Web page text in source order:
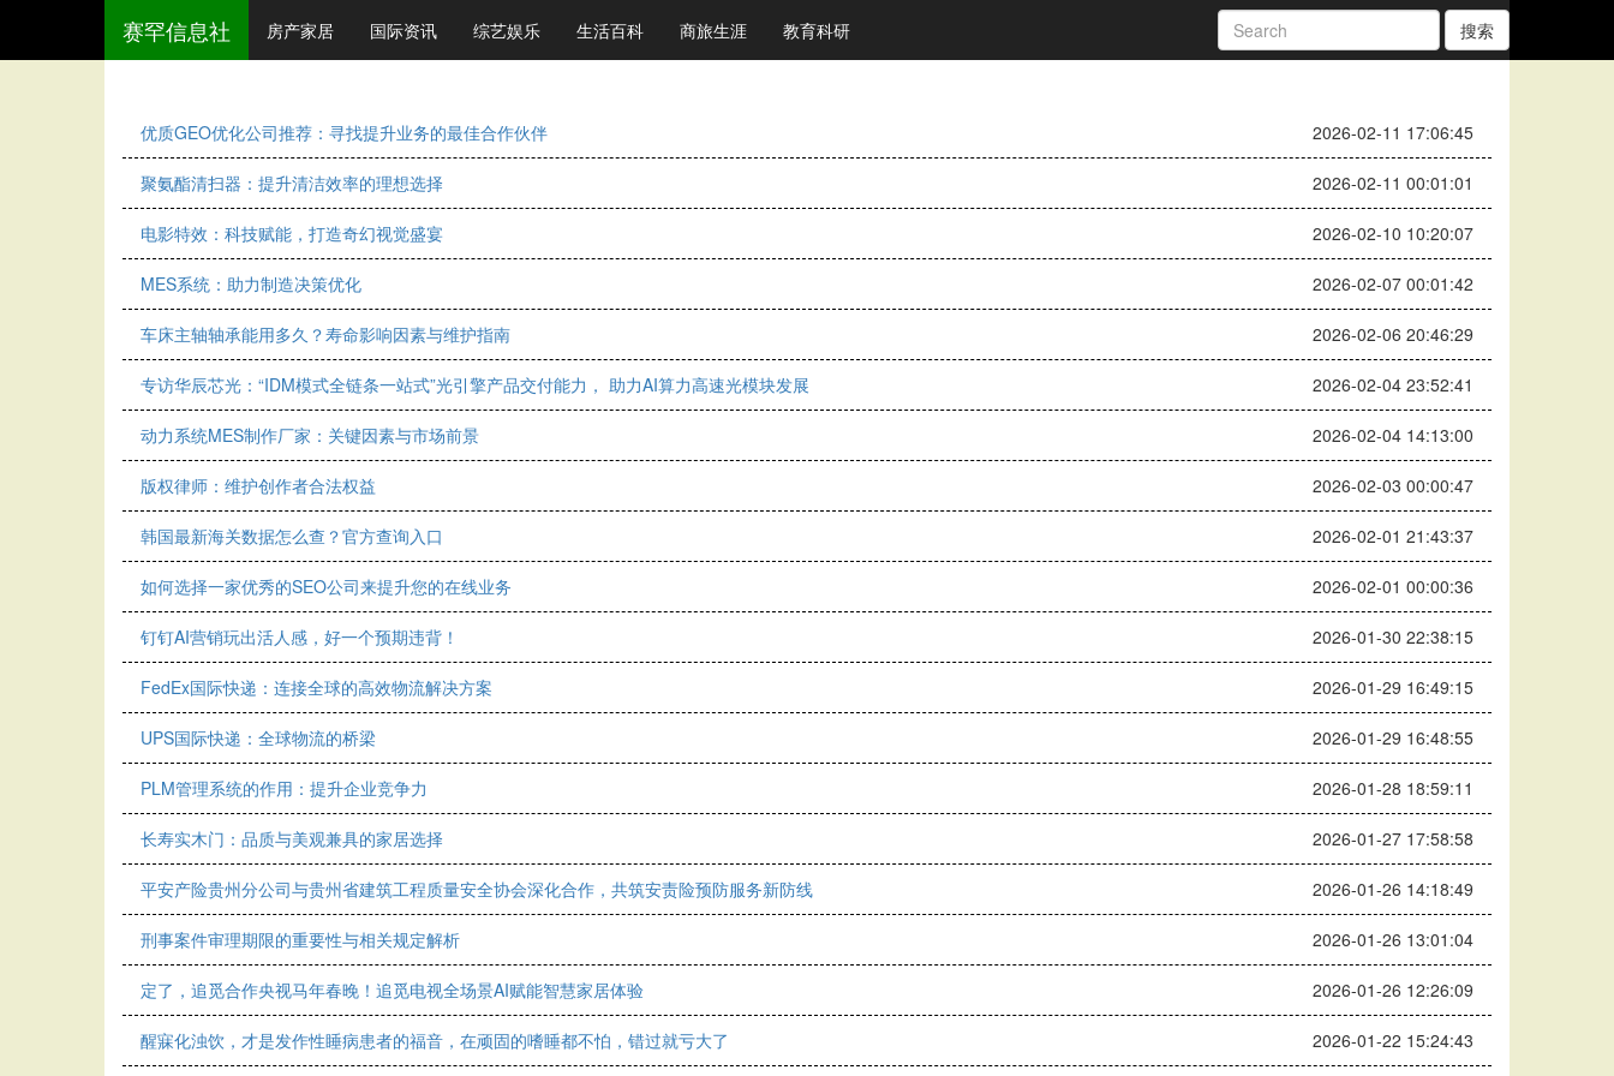
赛罕信息社 房产家居 国际资讯 综艺娱乐 生活百科 商旅生涯 教育科研 搜索
优质GEO优化公司推荐：寻找提升业务的最佳合作伙伴 2026-02-11 17:06:45
聚氨酯清扫器：提升清洁效率的理想选择 2026-02-11 00:01:01
电影特效：科技赋能，打造奇幻视觉盛宴 2026-02-10 10:20:07
MES系统：助力制造决策优化 2026-02-07 00:01:42
车床主轴轴承能用多久？寿命影响因素与维护指南 2026-02-06 20:46:29
专访华辰芯光：“IDM模式全链条一站式”光引擎产品交付能力， 助力AI算力高速光模块发展 2026-02-04 23:52:41
动力系统MES制作厂家：关键因素与市场前景 2026-02-04 14:13:00
版权律师：维护创作者合法权益 2026-02-03 00:00:47
韩国最新海关数据怎么查？官方查询入口 2026-02-01 21:43:37
如何选择一家优秀的SEO公司来提升您的在线业务 2026-02-01 00:00:36
钉钉AI营销玩出活人感，好一个预期违背！ 2026-01-30 22:38:15
FedEx国际快递：连接全球的高效物流解决方案 2026-01-29 16:49:15
UPS国际快递：全球物流的桥梁 2026-01-29 16:48:55
PLM管理系统的作用：提升企业竞争力 2026-01-28 18:59:11
长寿实木门：品质与美观兼具的家居选择 2026-01-27 17:58:58
平安产险贵州分公司与贵州省建筑工程质量安全协会深化合作，共筑安责险预防服务新防线 2026-01-26 14:18:49
刑事案件审理期限的重要性与相关规定解析 2026-01-26 13:01:04
定了，追觅合作央视马年春晚！追觅电视全场景AI赋能智慧家居体验 2026-01-26 12:26:09
醒寐化浊饮，才是发作性睡病患者的福音，在顽固的嗜睡都不怕，错过就亏大了 2026-01-22 15:24:43